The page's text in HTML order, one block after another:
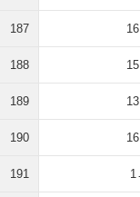
187
188
189
190
191